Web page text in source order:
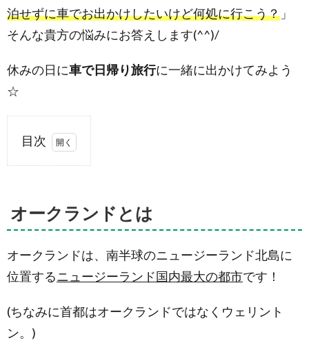
泊せずに車でお出かけしたいけど何処に行こう？ 」
そんな貴方の悩みにお答えします(^^)/
休みの日に車で日帰り旅行に一緒に出かけてみよう
☆
目次
1.
ワーキ
リデー
《車
で行
け
オークランドとは
オークランドは、南半球のニュージーランド北島に
位置するニュージーランド国内最大の都市です！
(ちなみに首都はオークランドではなくウェリント
ン。)